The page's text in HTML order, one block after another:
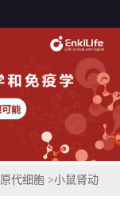
原代细胞 >小鼠肾动